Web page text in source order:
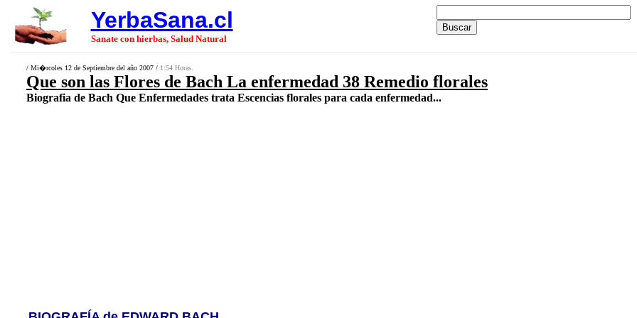
YerbaSana.cl
Sanate con hierbas, Salud Natural
/ Mi�rcoles 12 de Septiembre del año 2007 / 1:54 Horas.
Que son las Flores de Bach La enfermedad 38 Remedio florales
Biografia de Bach Que Enfermedades trata Escencias florales para cada enfermedad...